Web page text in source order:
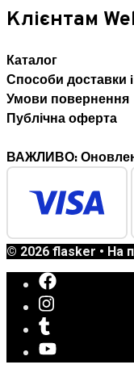
Клієнтам
Каталог
Способи доставки
Умови повернення
Публічна оферта
ВАЖЛИВО:
© 2026 flasker • На